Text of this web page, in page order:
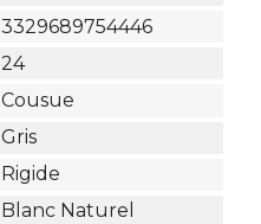
3329689754446
24
Cousue
Gris
Rigide
Blanc Naturel